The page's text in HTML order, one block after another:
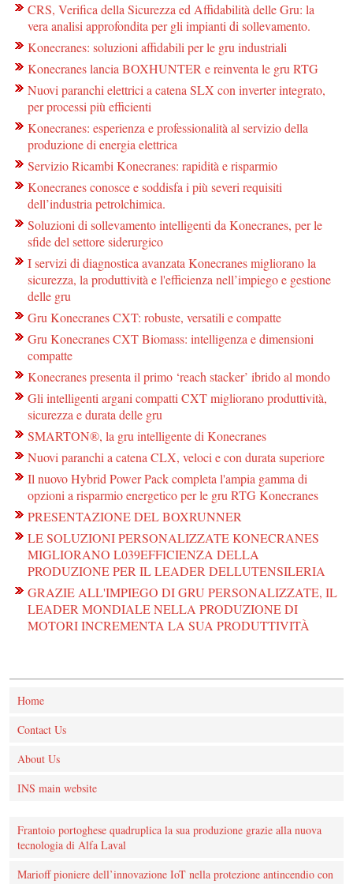
CRS, Verifica della Sicurezza ed Affidabilità delle Gru: la
vera analisi approfondita per gli impianti di sollevamento.
Konecranes: soluzioni affidabili per le gru industriali
Konecranes lancia BOXHUNTER e reinventa le gru RTG
Nuovi paranchi elettrici a catena SLX con inverter integrato,
per processi più efficienti
Konecranes: esperienza e professionalità al servizio della
produzione di energia elettrica
Servizio Ricambi Konecranes: rapidità e risparmio
Konecranes conosce e soddisfa i più severi requisiti
dell’industria petrolchimica.
Soluzioni di sollevamento intelligenti da Konecranes, per le
sfide del settore siderurgico
I servizi di diagnostica avanzata Konecranes migliorano la
sicurezza, la produttività e l'efficienza nell’impiego e gestione
delle gru
Gru Konecranes CXT: robuste, versatili e compatte
Gru Konecranes CXT Biomass: intelligenza e dimensioni
compatte
Konecranes presenta il primo ‘reach stacker’ ibrido al mondo
Gli intelligenti argani compatti CXT migliorano produttività,
sicurezza e durata delle gru
SMARTON®, la gru intelligente di Konecranes
Nuovi paranchi a catena CLX, veloci e con durata superiore
Il nuovo Hybrid Power Pack completa l'ampia gamma di
opzioni a risparmio energetico per le gru RTG Konecranes
PRESENTAZIONE DEL BOXRUNNER
LE SOLUZIONI PERSONALIZZATE KONECRANES
MIGLIORANO L039EFFICIENZA DELLA
PRODUZIONE PER IL LEADER DELLUTENSILERIA
GRAZIE ALL'IMPIEGO DI GRU PERSONALIZZATE, IL
LEADER MONDIALE NELLA PRODUZIONE DI
MOTORI INCREMENTA LA SUA PRODUTTIVITÀ
Home
Contact Us
About Us
INS main website
Frantoio portoghese quadruplica la sua produzione grazie alla nuova
tecnologia di Alfa Laval
Marioff pioniere dell’innovazione IoT nella protezione antincendio con